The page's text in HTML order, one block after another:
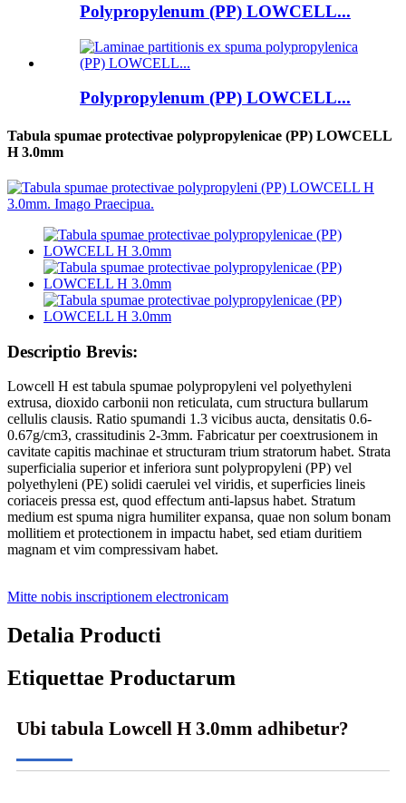
Polypropylenum (PP) LOWCELL...
Polypropylenum (PP) LOWCELL...
Tabula spumae protectivae polypropylenicae (PP) LOWCELL
H 3.0mm
Descriptio Brevis:
Lowcell H est tabula spumae polypropyleni vel polyethyleni
extrusa, dioxido carbonii non reticulata, cum structura bullarum
cellulis clausis. Ratio spumandi 1.3 vicibus aucta, densitatis 0.6-
0.67g/cm3, crassitudinis 2-3mm. Fabricatur per coextrusionem in
cavitate capitis machinae et structuram trium stratorum habet. Strata
superficialia superior et inferiora sunt polypropyleni (PP) vel
polyethyleni (PE) solidi caerulei vel viridis, et superficies lineis
coriaceis pressa est, quod effectum anti-lapsus habet. Stratum
medium est spuma nigra humiliter expansa, quae non solum bonam
mollitiem et protectionem in impactu habet, sed etiam duritiem
magnam et vim compressivam habet.
Mitte nobis inscriptionem electronicam
Detalia Producti
Etiquettae Productarum
Ubi tabula Lowcell H 3.0mm adhibetur?